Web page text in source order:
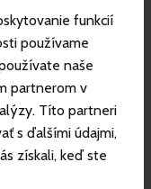
funkcií
používame
naše
partnerom v
Títo partneri
s ďalšími údajmi,
získali, keď ste